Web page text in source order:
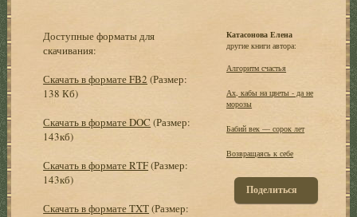
Доступные форматы для
скачивания:
Скачать в формате FB2 (Размер:
138 Кб)
Скачать в формате DOC (Размер:
143кб)
Скачать в формате RTF(Размер:
143кб)
Скачать в формате TXT(Размер:
Катасонова Елена
другие книги автора:
Алгоритм счастья
Ах, кабы на цветы - да не
морозы
Бабий век — сорок лет
Возвращаясь к себе
Поделиться